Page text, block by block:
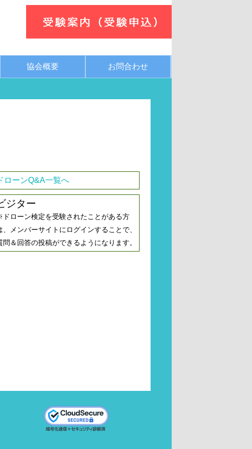
協会概要 お問合わせ
ローンQ&A一覧へ
ジター
ローン検定を受験されたことがある方
、メンバーサイトにログインすることで、
問＆回答の投稿ができるようになります。